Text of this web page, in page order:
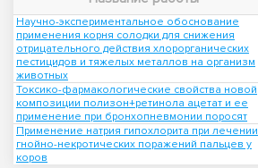
Научно-экспериментальное обоснование
применения корня солодки для снижения
отрицательного действия хлорорганических
пестицидов и тяжелых металлов на организм
животных
Токсико-фармакологические свойства новой
композиции полизон+ретинола ацетат и ее
применение при бронхопневмонии поросят
Применение натрия гипохлорита при лечении
гнойно-некротических поражений пальцев у
коров